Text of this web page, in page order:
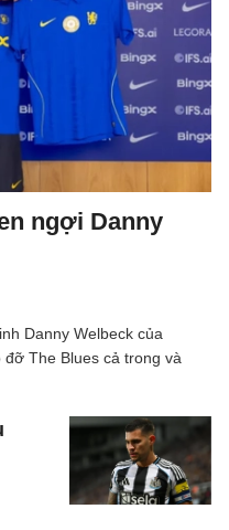
ngợi Danny
Danny Welbeck của
The Blues cả trong và